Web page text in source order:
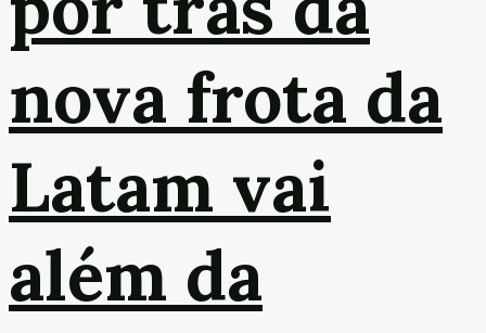
nova frota da
Latam vai
além da